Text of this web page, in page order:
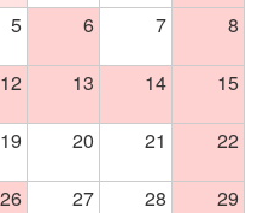
5 6 7 8
12 13 14 15
19 20 21 22
26 27 28 29